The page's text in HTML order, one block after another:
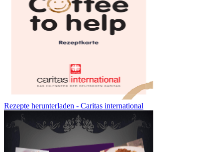
Rezepte herunterladen - Caritas international